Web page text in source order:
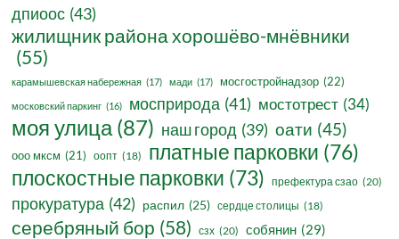
дпиоос (43)
жилищник района хорошёво-мнёвники
(55)
карамышевская набережная (17) мади (17) мосгостройнадзор (22)
московский паркинг (16) мосприрода (41) мостотрест (34)
моя улица(87) наш город (39) оати (45)
ооо мксм (21) оопт (18) платные парковки (76)
плоскостные парковки (73) префектура сзао (20)
прокуратура (42) распил (25) сердце столицы (18)
серебряный бор (58) сзх (20) собянин (29)